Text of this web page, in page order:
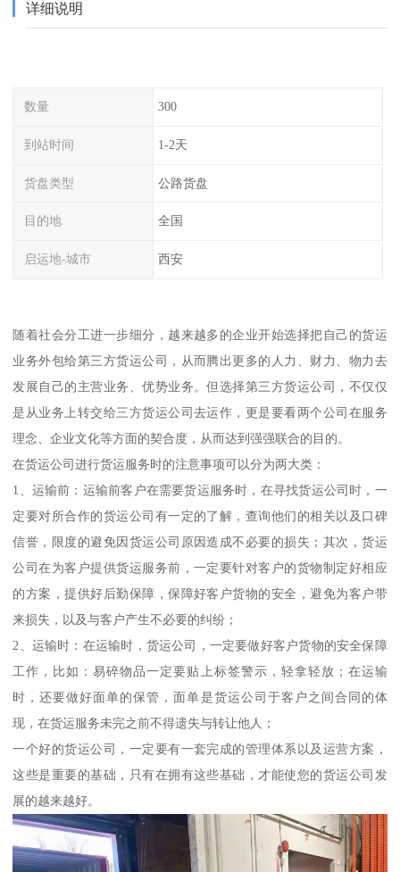
详细说明
数量 300
到站时间 1-2天
货盘类型 公路货盘
目的地 全国
启运地-城市 西安
随着社会分工进一步细分，越来越多的企业开始选择把自己的货运
业务外包给第三方货运公司，从而腾出更多的人力、财力、物力去
发展自己的主营业务、优势业务。但选择第三方货运公司，不仅仅
是从业务上转交给三方货运公司去运作，更是要看两个公司在服务
理念、企业文化等方面的契合度，从而达到强强联合的目的。
在货运公司进行货运服务时的注意事项可以分为两大类：
1、运输前：运输前客户在需要货运服务时，在寻找货运公司时，一
定要对所合作的货运公司有一定的了解，查询他们的相关以及口碑
信誉，限度的避免因货运公司原因造成不必要的损失；其次，货运
公司在为客户提供货运服务前，一定要针对客户的货物制定好相应
的方案，提供好后勤保障，保障好客户货物的安全，避免为客户带
来损失，以及与客户产生不必要的纠纷；
2、运输时：在运输时，货运公司，一定要做好客户货物的安全保障
工作，比如：易碎物品一定要贴上标签警示，轻拿轻放；在运输
时，还要做好面单的保管，面单是货运公司于客户之间合同的体
现，在货运服务未完之前不得遗失与转让他人；
一个好的货运公司，一定要有一套完成的管理体系以及运营方案，
这些是重要的基础，只有在拥有这些基础，才能使您的货运公司发
展的越来越好。